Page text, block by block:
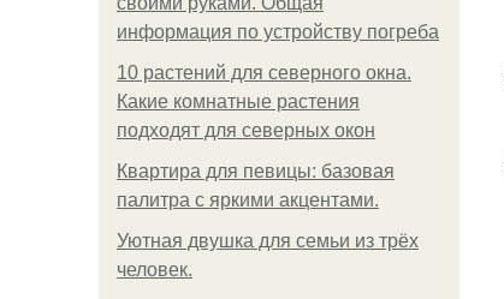
информация по устройству погреба
10 растений для северного окна.
Какие комнатные растения
подходят для северных окон
Квартира для певицы: базовая
палитра с яркими акцентами.
Уютная двушка для семьи из трёх
человек.